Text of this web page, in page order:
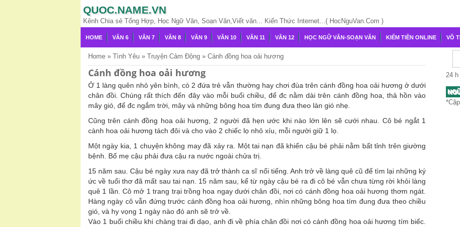
QUOC.NAME.VN
Kênh Chia sẻ Tổng Hợp, Học Ngữ Văn, Soạn Văn,Viết văn... Kiến Thức Internet...( HocNguVan.Com )
HOME VĂN 6 VĂN 7 VĂN 8 VĂN 9 VĂN 10 VĂN 11 VĂN 12 HỌC NGỮ VĂN-SOẠN VĂN KIẾM TIỀN ONLINE VÕ
Home » Tình Yêu » Truyện Cảm Động » Cánh đồng hoa oải hương
Cánh đồng hoa oải hương
Ở 1 làng quên nhỏ yên bình, có 2 đứa trẻ vẫn thường hay chơi đùa trên cánh đồng hoa oải hương ở dưới
chân đồi. Chúng rất thích đến đây vào mỗi buổi chiều, để đc nằm dài trên cánh đồng hoa, thả hồn vào
mây gió, để đc ngắm trời, mây và những bông hoa tím đung đưa theo làn gió nhẹ.
Cũng trên cánh đồng hoa oải hương, 2 người đã hẹn ước khi nào lớn lên sẽ cưới nhau. Cô bé ngắt 1
cành hoa oải hương tách đôi và cho vào 2 chiếc lọ nhỏ xíu, mỗi người giữ 1 lọ.
Một ngày kia, 1 chuyện không may đã xảy ra. Một tai nạn đã khiến cậu bé phải nằm bất tỉnh trên giường
bệnh. Bố mẹ cậu phải đưa cậu ra nước ngoài chửa trị.
15 năm sau. Cậu bé ngày xưa nay đã trở thành ca sĩ nổi tiếng. Anh trở về làng quê cũ để tìm lại những ký
ức về tuổi thơ đã mất sau tai nạn. 15 năm sau, kể từ ngày cậu bé ra đi cô bé vẫn chưa từng rời khỏi làng
quê 1 lần. Cô mở 1 trang trại trồng hoa ngay dưới chân đồi, nơi có cánh đồng hoa oải hương thơm ngát.
Hàng ngày cô vẫn đứng trước cánh đồng hoa oải hương, nhìn những bông hoa tím đung đưa theo chiều
gió, và hy vọng 1 ngày nào đó anh sẽ trở về.
Vào 1 buổi chiều khi chàng trai đi dạo, anh đi về phía chân đồi nơi có cánh đồng hoa oải hương tím biếc.
24 h